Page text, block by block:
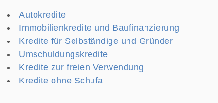
Autokredite
Immobilienkredite und Baufinanzierung
Kredite für Selbständige und Gründer
Umschuldungskredite
Kredite zur freien Verwendung
Kredite ohne Schufa